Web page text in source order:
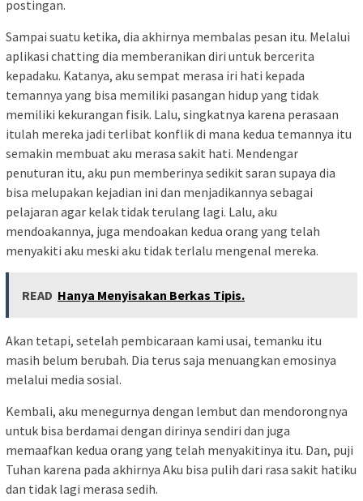
postingan.
Sampai suatu ketika, dia akhirnya membalas pesan itu. Melalui
aplikasi chatting dia memberanikan diri untuk bercerita
kepadaku. Katanya, aku sempat merasa iri hati kepada
temannya yang bisa memiliki pasangan hidup yang tidak
memiliki kekurangan fisik. Lalu, singkatnya karena perasaan
itulah mereka jadi terlibat konflik di mana kedua temannya itu
semakin membuat aku merasa sakit hati. Mendengar
penuturan itu, aku pun memberinya sedikit saran supaya dia
bisa melupakan kejadian ini dan menjadikannya sebagai
pelajaran agar kelak tidak terulang lagi. Lalu, aku
mendoakannya, juga mendoakan kedua orang yang telah
menyakiti aku meski aku tidak terlalu mengenal mereka.
READ Hanya Menyisakan Berkas Tipis.
Akan tetapi, setelah pembicaraan kami usai, temanku itu
masih belum berubah. Dia terus saja menuangkan emosinya
melalui media sosial.
Kembali, aku menegurnya dengan lembut dan mendorongnya
untuk bisa berdamai dengan dirinya sendiri dan juga
memaafkan kedua orang yang telah menyakitinya itu. Dan, puji
Tuhan karena pada akhirnya Aku bisa pulih dari rasa sakit hatiku
dan tidak lagi merasa sedih.